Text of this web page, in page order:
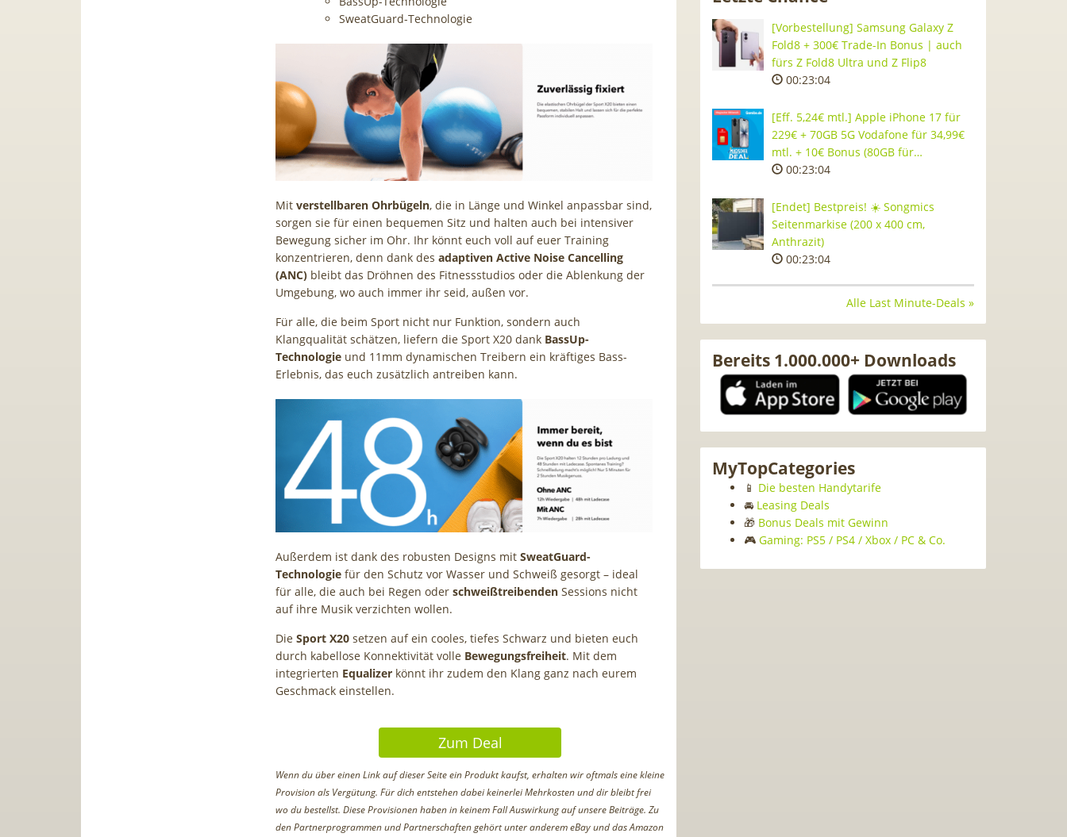
SweatGuard-Technologie
Mit verstellbaren Ohrbügeln, die in Länge und Winkel anpassbar sind,
sorgen sie für einen bequemen Sitz und halten auch bei intensiver
Bewegung sicher im Ohr. Ihr könnt euch voll auf euer Training
konzentrieren, denn dank des adaptiven Active Noise Cancelling
(ANC) bleibt das Dröhnen des Fitnessstudios oder die Ablenkung der
Umgebung, wo auch immer ihr seid, außen vor.
Für alle, die beim Sport nicht nur Funktion, sondern auch
Klangqualität schätzen, liefern die Sport X20 dank BassUp-
Technologie und 11mm dynamischen Treibern ein kräftiges Bass-
Erlebnis, das euch zusätzlich antreiben kann.
Außerdem ist dank des robusten Designs mit SweatGuard-
Technologie für den Schutz vor Wasser und Schweiß gesorgt – ideal
für alle, die auch bei Regen oder schweißtreibenden Sessions nicht
auf ihre Musik verzichten wollen.
Die Sport X20 setzen auf ein cooles, tiefes Schwarz und bieten euch
durch kabellose Konnektivität volle Bewegungsfreiheit. Mit dem
integrierten Equalizer könnt ihr zudem den Klang ganz nach eurem
Geschmack einstellen.
Zum Deal
Wenn du über einen Link auf dieser Seite ein Produkt kaufst, erhalten wir oftmals eine kleine
Provision als Vergütung. Für dich entstehen dabei keinerlei Mehrkosten und dir bleibt frei
wo du bestellst. Diese Provisionen haben in keinem Fall Auswirkung auf unsere Beiträge. Zu
den Partnerprogrammen und Partnerschaften gehört unter anderem eBay und das Amazon
[Vorbestellung] Samsung Galaxy Z
Fold8 + 300€ Trade-In Bonus | auch
fürs Z Fold8 Ultra und Z Flip8
00:23:03
[Eff. 5,24€ mtl.] Apple iPhone 17 für
229€ + 70GB 5G Vodafone für 34,99€
mtl. + 10€ Bonus (80GB für…
00:23:03
[Endet] Bestpreis! ☀️ Songmics
Seitenmarkise (200 x 400 cm,
Anthrazit)
00:23:03
Alle Last Minute-Deals »
Bereits 1.000.000+ Downloads
MyTopCategories
📱 Die besten Handytarife
🚘 Leasing Deals
🎁 Bonus Deals mit Gewinn
🎮 Gaming: PS5 / PS4 / Xbox / PC & Co.